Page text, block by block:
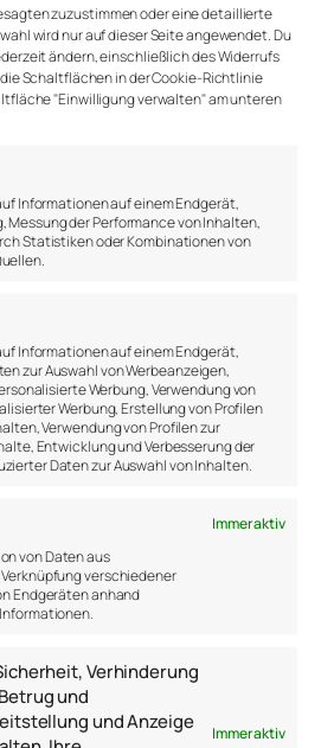
zuzustimmen oder eine detaillierte
wird nur auf dieser Seite angewendet. Du
ändern, einschließlich des Widerrufs
Schaltflächen in der Cookie-Richtlinie
"Einwilligung verwalten" am unteren
Informationen auf einem Endgerät,
Messung der Performance von Inhalten,
Statistiken oder Kombinationen von
Informationen auf einem Endgerät,
zur Auswahl von Werbeanzeigen,
Werbung, Verwendung von
Werbung, Erstellung von Profilen
Verwendung von Profilen zur
Entwicklung und Verbesserung der
Daten zur Auswahl von Inhalten.
Immer aktiv
von Daten aus
verschiedener
Endgeräten anhand
Verhinderung
und
und Anzeige
Immer aktiv
Illusion
Filter. Im Extremfall nimmt
das, was sie wahrnimmt, der
entspricht und alles, was
passt, falsch sein muss.
Wahrnehmungen der
bereichern und
aber auch streiten und
wie viel Toleranz und